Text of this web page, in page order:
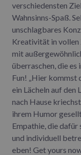
verschiedensten
Wahnsinns-Spaß.
unschlagbares
Kreativität in vollen
mit
überraschen, die es
Fun! „Hier kommst
ein Lächeln auf den
nach Hause
ihrem Humor
Empathie, die dafür
und individuell
eben! Get yours